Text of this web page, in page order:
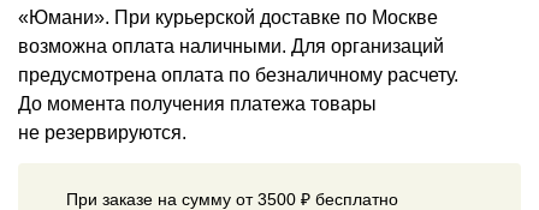
«Юмани». При курьерской доставке по Москве
возможна оплата наличными. Для организаций
предусмотрена оплата по безналичному расчету.
До момента получения платежа товары
не резервируются.
При заказе на сумму от 3500 ₽ бесплатно